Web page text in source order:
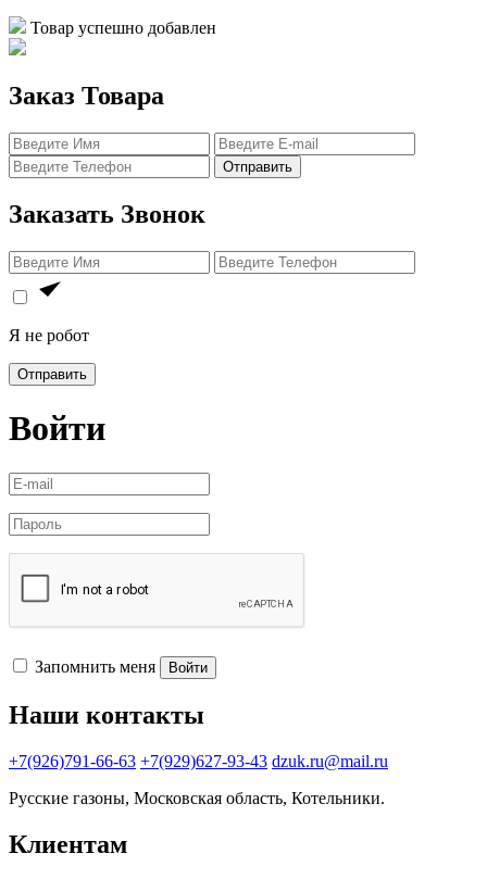
Товар успешно добавлен
Заказ Товара
Отправить
Заказать Звонок
Я не робот
Отправить
Войти
Запомнить меня Войти
Наши контакты
+7(926)791-66-63 +7(929)627-93-43 dzuk.ru@mail.ru
Русские газоны, Московская область, Котельники.
Клиентам